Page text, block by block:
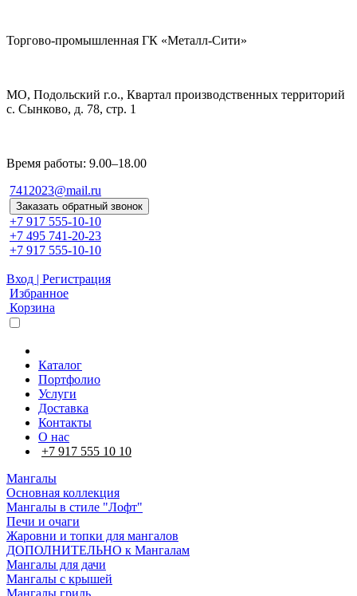
Торгово-промышленная ГК «Металл-Сити»
МО, Подольский г.о., Квартал производственных территорий
с. Сынково, д. 78, стр. 1
Время работы: 9.00–18.00
7412023@mail.ru
Заказать обратный звонок
+7 917 555-10-10
+7 495 741-20-23
+7 917 555-10-10
Вход | Регистрация
Избранное
Корзина
Каталог
Портфолио
Услуги
Доставка
Контакты
О нас
+7 917 555 10 10
Мангалы
Основная коллекция
Мангалы в стиле "Лофт"
Печи и очаги
Жаровни и топки для мангалов
ДОПОЛНИТЕЛЬНО к Мангалам
Мангалы для дачи
Мангалы с крышей
Мангалы гриль